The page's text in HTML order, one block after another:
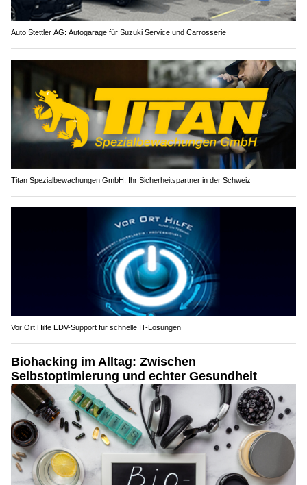
Auto Stettler AG: Autogarage für Suzuki Service und Carrosserie
Titan Spezialbewachungen GmbH: Ihr Sicherheitspartner in der Schweiz
Vor Ort Hilfe EDV-Support für schnelle IT-Lösungen
Biohacking im Alltag: Zwischen
Selbstoptimierung und echter Gesundheit